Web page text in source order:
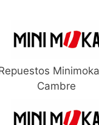
Cambre